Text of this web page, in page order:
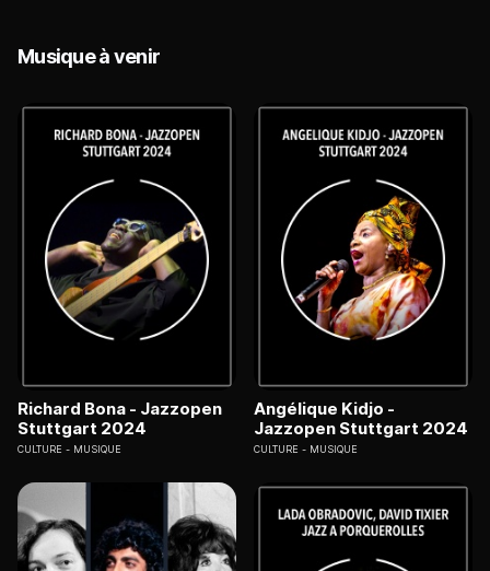
Musique à venir
Richard Bona - Jazzopen
Stuttgart 2024
CULTURE MUSIQUE
Angélique Kidjo -
Jazzopen Stuttgart 2024
CULTURE MUSIQUE